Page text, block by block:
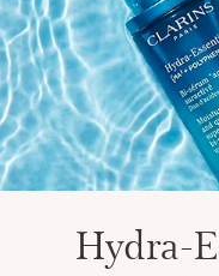
Hydra-